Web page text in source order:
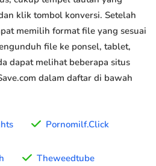
klik tombol konversi. Setelah
memilih format file yang sesuai
file ke ponsel, tablet,
dapat melihat beberapa situs
dalam daftar di bawah
Pornomilf.Click
Theweedtube